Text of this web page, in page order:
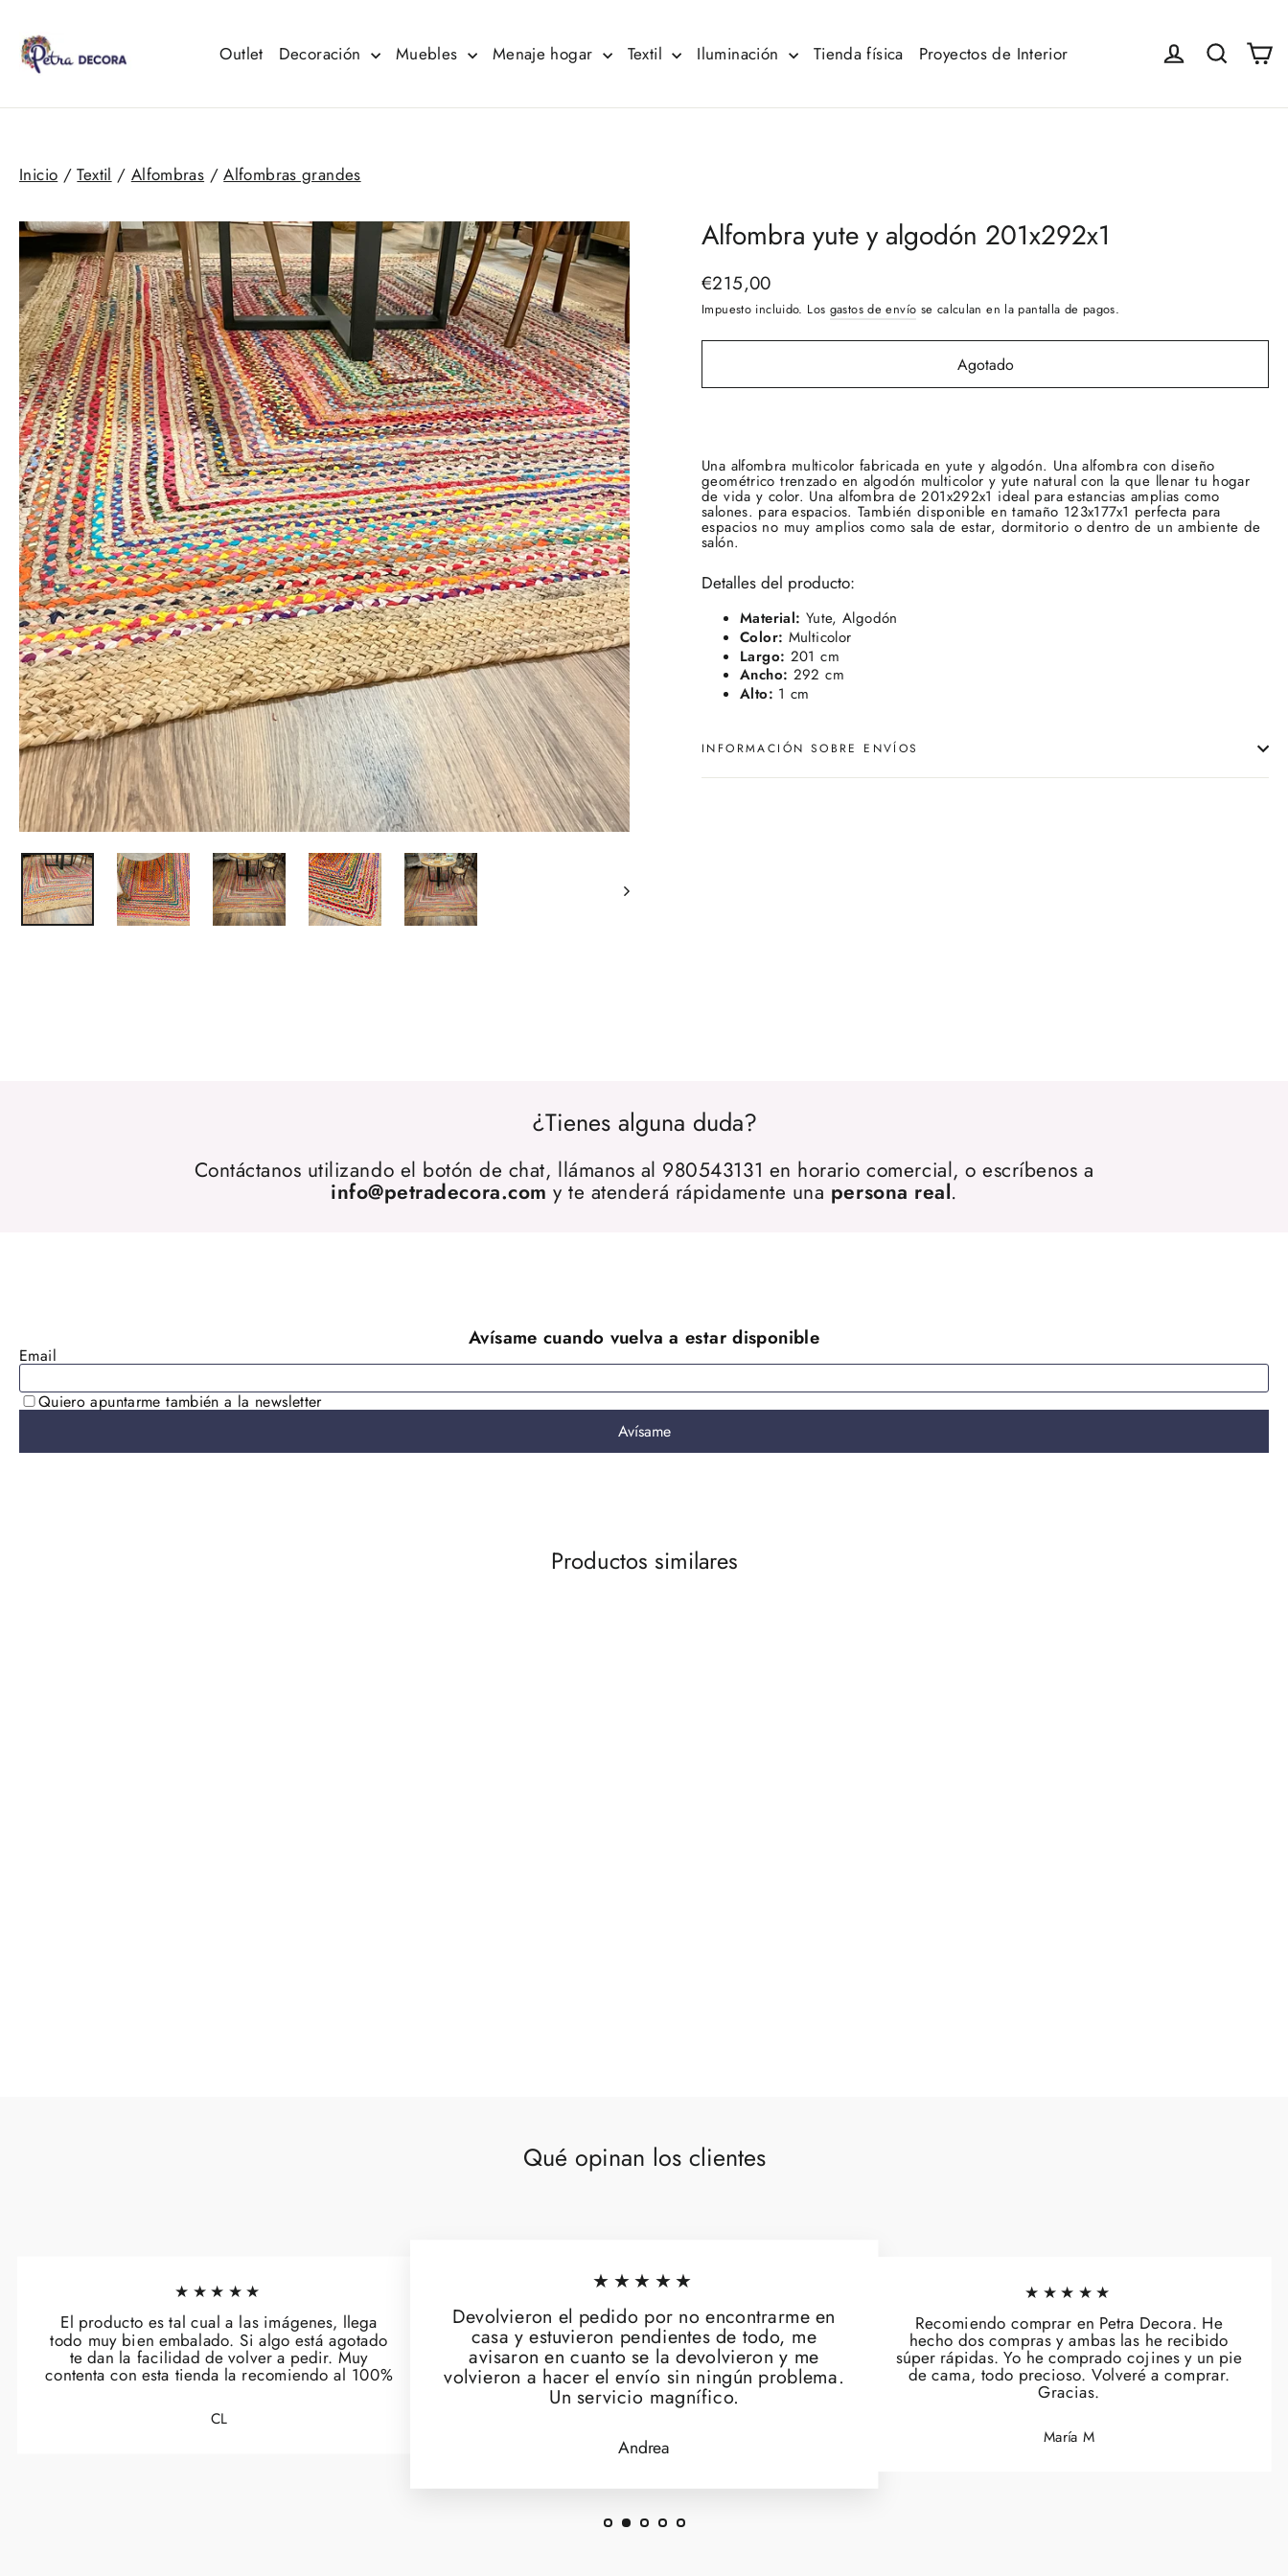
contenido Outlet Decoración Muebles Menaje hogar Textil Iluminación Tienda física Proyectos de Interior Iniciar sesión
Buscar
Inicio / Textil / Alfombras / Alfombras grandes
Alfombra yute y algodón 201x292x1
Precio
habitual
€215,00
Impuesto incluido. Los gastos de envío se calculan en la pantalla de pagos.
Agotado
Una alfombra multicolor fabricada en yute y algodón. Una alfombra con diseño
geométrico trenzado en algodón multicolor y yute natural con la que llenar tu hogar
de vida y color. Una alfombra de 201x292x1 ideal para estancias amplias como
salones. para espacios. También disponible en tamaño 123x177x1 perfecta para
espacios no muy amplios como sala de estar, dormitorio o dentro de un ambiente de
salón.
Detalles del producto:
Material: Yute, Algodón
Color: Multicolor
Largo: 201 cm
Ancho: 292 cm
Alto: 1 cm
INFORMACIÓN SOBRE ENVÍOS
¿Tienes alguna duda?
Contáctanos utilizando el botón de chat, llámanos al 980543131 en horario comercial, o escríbenos a
info@petradecora.com y te atenderá rápidamente una persona real.
Productos similares
Qué opinan los clientes
★★★★★
El producto es tal cual a las imágenes, llega
todo muy bien embalado. Si algo está agotado
te dan la facilidad de volver a pedir. Muy
contenta con esta tienda la recomiendo al 100%
CL
★★★★★
Devolvieron el pedido por no encontrarme en
casa y estuvieron pendientes de todo, me
avisaron en cuanto se la devolvieron y me
volvieron a hacer el envío sin ningún problema.
Un servicio magnífico.
Andrea
★★★★★
Recomiendo comprar en Petra Decora. He
hecho dos compras y ambas las he recibido
súper rápidas. Yo he comprado cojines y un pie
de cama, todo precioso. Volveré a comprar.
Gracias.
María M